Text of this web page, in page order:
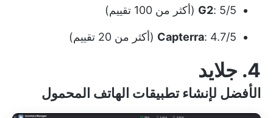
G2: 5/5 (أكثر من 100 تقييم)
Capterra: 4.7/5 (أكثر من 20 تقييم)
4. جلايد
الأفضل لإنشاء تطبيقات الهاتف المحمول